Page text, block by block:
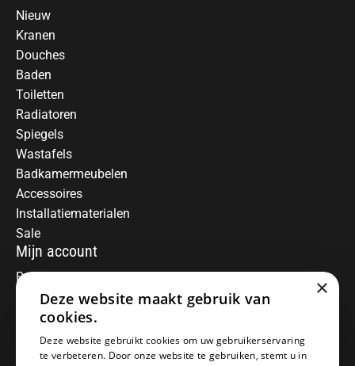
Nieuw
Kranen
Douches
Baden
Toiletten
Radiatoren
Spiegels
Wastafels
Badkamermeubelen
Accessoires
Installatiematerialen
Sale
Mijn account
Registreren
Mijn bestellingen
Informatie
Over ons
Algemene voorwaarden
×
Deze website maakt gebruik van
cookies.
Deze website gebruikt cookies om uw gebruikerservaring
te verbeteren. Door onze website te gebruiken, stemt u in